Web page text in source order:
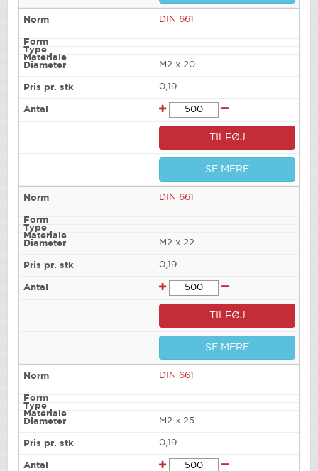
DIN 661
M2 x 20
0,19
TILFØJ
SE MERE
DIN 661
M2 x 22
0,19
TILFØJ
SE MERE
DIN 661
M2 x 25
0,19